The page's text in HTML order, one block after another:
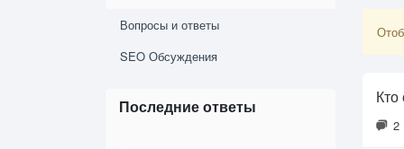
Вопросы и ответы
SEO Обсуждения
Последние ответы
2